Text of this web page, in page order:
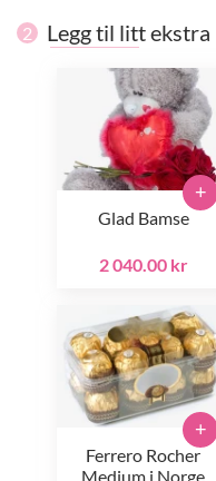
2 Legg til litt ekstra
Glad Bamse
2 040.00 kr
+
Ferrero Rocher
Medium i Norge
+